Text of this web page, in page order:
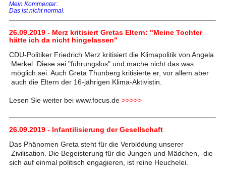
Mein Kommentar:
Das ist nicht normal.
26.09.2019 - Merz kritisiert Gretas Eltern: "Meine Tochter
hätte ich da nicht hingelassen"
CDU-Politiker Friedrich Merz kritisiert die Klimapolitik von Angela
Merkel. Diese sei "führungslos" und mache nicht das was
möglich sei. Auch Greta Thunberg kritisierte er, vor allem aber
auch die Eltern der 16-jährigen Klima-Aktivistin.
Lesen Sie weiter bei www.focus.de >>>>>
26.09.2019 - Infantilisierung der Gesellschaft
Das Phänomen Greta steht für die Verblödung unserer
Zivilisation. Die Begeisterung für die Jungen und Mädchen, die
sich auf einmal politisch engagieren, ist reine Heuchelei.